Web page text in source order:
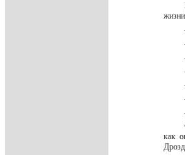
как